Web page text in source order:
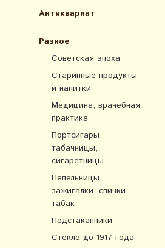
Антиквариат
Разное
Советская эпоха
Старинные продукты
и напитки
Медицина, врачебная
практика
Портсигары,
табачницы,
сигаретницы
Пепельницы,
зажигалки, спички,
табак
Подстаканники
Стекло до 1917 года